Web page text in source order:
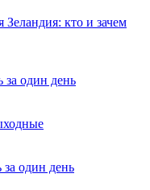
кто и зачем
за один день
один день